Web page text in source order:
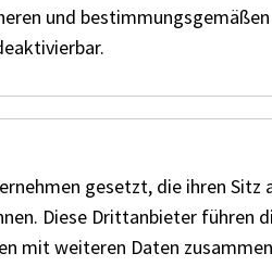
Vertretung
de
Automobil-, Kart-
Ebene.
und bestimmungsgemäßen
gesetzt, die ihren Sitz
Diese Drittanbieter führen
mit weiteren Daten